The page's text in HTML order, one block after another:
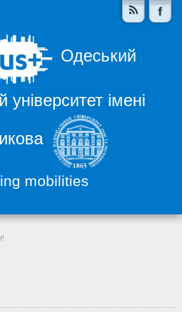
Одеський
університет імені
mobilities